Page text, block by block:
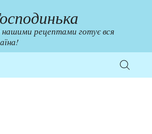
нашими рецептами готує вся